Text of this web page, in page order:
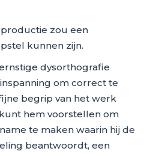
zou een
kunnen zijn.
dysorthografie
om correct te
begrip van het werk
hem voorstellen om
te maken waarin hij de
beantwoordt, een